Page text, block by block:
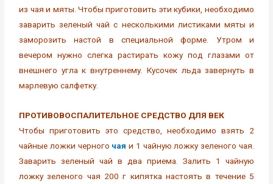
из чая и мяты. Чтобы приготовить эти кубики, необходимо
заварить зеленый чай с несколькими листиками мяты и
заморозить настой в специальной форме. Утром и
вечером нужно слегка растирать кожу под глазами от
внешнего угла к внутреннему. Кусочек льда завернуть в
марлевую салфетку.
ПРОТИВОВОСПАЛИТЕЛЬНОЕ СРЕДСТВО ДЛЯ ВЕК
Чтобы приготовить это средство, необходимо взять 2
чайные ложки черного чая и 1 чайную ложку зеленого чая.
Заварить зеленый чай в два приема. Залить 1 чайную
ложку зеленого чая 200 г кипятка настоять в течение 5